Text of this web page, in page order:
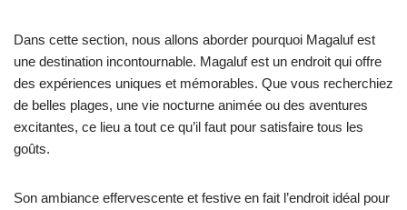
Dans cette section, nous allons aborder pourquoi Magaluf est
une destination incontournable. Magaluf est un endroit qui offre
des expériences uniques et mémorables. Que vous recherchiez
de belles plages, une vie nocturne animée ou des aventures
excitantes, ce lieu a tout ce qu’il faut pour satisfaire tous les
goûts.
Son ambiance effervescente et festive en fait l’endroit idéal pour